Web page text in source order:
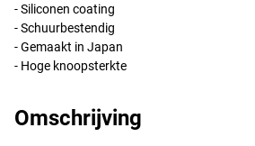
- Siliconen coating
- Schuurbestendig
- Gemaakt in Japan
- Hoge knoopsterkte
Omschrijving